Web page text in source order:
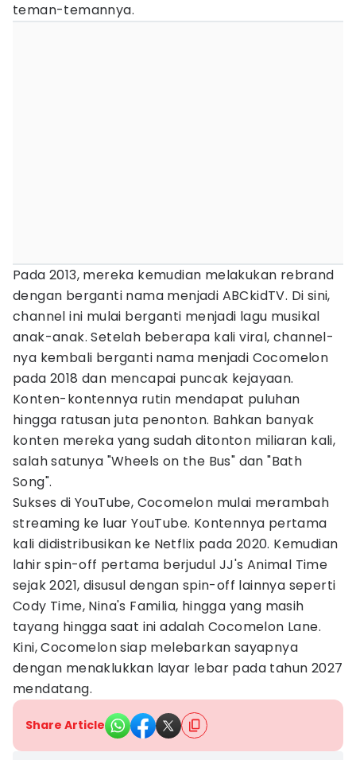
teman-temannya.
Pada 2013, mereka kemudian melakukan rebrand
dengan berganti nama menjadi ABCkidTV. Di sini,
channel ini mulai berganti menjadi lagu musikal
anak-anak. Setelah beberapa kali viral, channel-
nya kembali berganti nama menjadi Cocomelon
pada 2018 dan mencapai puncak kejayaan.
Konten-kontennya rutin mendapat puluhan
hingga ratusan juta penonton. Bahkan banyak
konten mereka yang sudah ditonton miliaran kali,
salah satunya "Wheels on the Bus" dan "Bath
Song".
Sukses di YouTube, Cocomelon mulai merambah
streaming ke luar YouTube. Kontennya pertama
kali didistribusikan ke Netflix pada 2020. Kemudian
lahir spin-off pertama berjudul JJ's Animal Time
sejak 2021, disusul dengan spin-off lainnya seperti
Cody Time, Nina's Familia, hingga yang masih
tayang hingga saat ini adalah Cocomelon Lane.
Kini, Cocomelon siap melebarkan sayapnya
dengan menaklukkan layar lebar pada tahun 2027
mendatang.
Share Article